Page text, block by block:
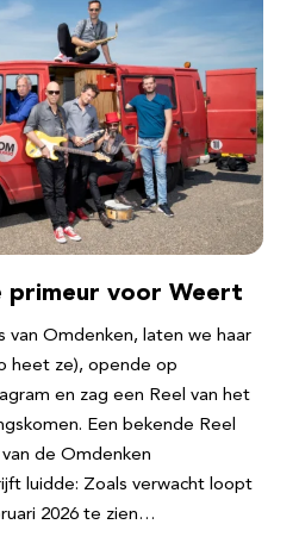
primeur voor Weert
van Omdenken, laten we haar
heet ze), opende op
en zag een Reel van het
Een bekende Reel
de Omdenken
luidde: Zoals verwacht loopt
2026 te zien…